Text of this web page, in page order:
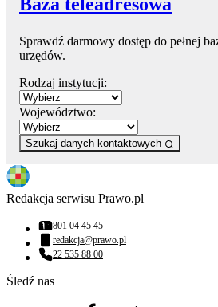
Baza teleadresowa
Sprawdź darmowy dostęp do pełnej
urzędów.
Rodzaj instytucji:
Województwo:
Szukaj danych kontaktowych
Redakcja serwisu Prawo.pl
Numer telefonu:
801 04 45 45
Adres email:
redakcja@prawo.pl
Numer telefonu:
22 535 88 00
Śledź nas